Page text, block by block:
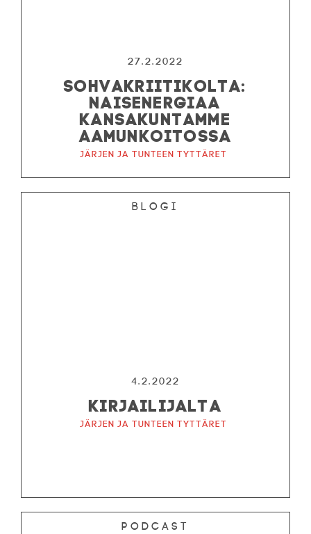
27.2.2022
SOHVAKRIITIKOLTA:
NAISENERGIAA
KANSAKUNTAMME
AAMUNKOITOSSA
Järjen ja tunteen tyttäret
Blogi
4.2.2022
KIRJAILIJALTA
Järjen ja tunteen tyttäret
Podcast